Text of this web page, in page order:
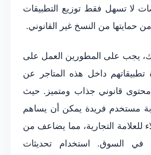
لا تسهل فقط توزيع التطبيقات
حمايتها من النسخ غير القانوني.
يجب على المطورين العمل على
داخل هذه المتاجر عن
قانوني جذاب ومتميز. حيث
مستخدم فريدة يمكن أن يساهم
للعلامة التجارية، مما يضاعف من
في السوق. استخدام تحديثات